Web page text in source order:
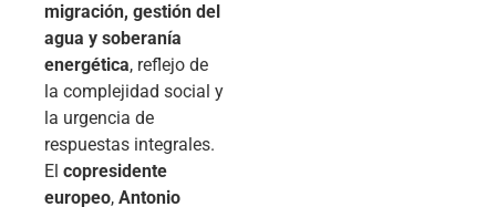
migración, gestión del
agua y soberanía
energética, reflejo de
la complejidad social y
la urgencia de
respuestas integrales.
El copresidente
europeo, Antonio